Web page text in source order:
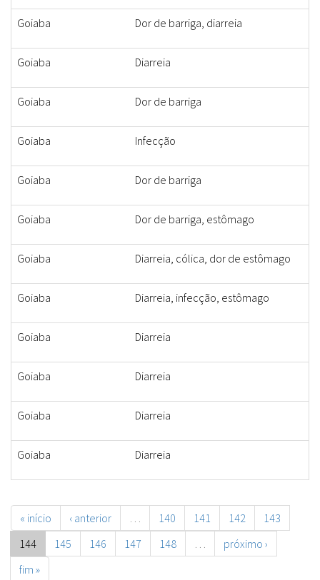
Goiaba Dor de barriga, diarreia
Goiaba Diarreia
Goiaba Dor de barriga
Goiaba Infecção
Goiaba Dor de barriga
Goiaba Dor de barriga, estômago
Goiaba Diarreia, cólica, dor de estômago
Goiaba Diarreia, infecção, estômago
Goiaba Diarreia
Goiaba Diarreia
Goiaba Diarreia
Goiaba Diarreia
« início ‹ anterior … 140 141 142
143
144
145 146 147 148 …
próximo ›
fim »